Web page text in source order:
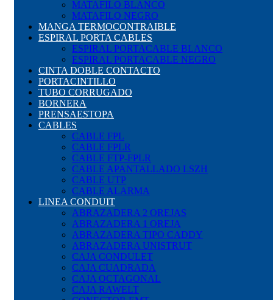
MATAFILO BLANCO
MATAFILO NEGRO
MANGA TERMOCONTRAIBLE
ESPIRAL PORTA CABLES
ESPIRAL PORTACABLE BLANCO
ESPIRAL PORTACABLE NEGRO
CINTA DOBLE CONTACTO
PORTACINTILLO
TUBO CORRUGADO
BORNERA
PRENSAESTOPA
CABLES
CABLE FPL
CABLE FPLR
CABLE FTP-FPLR
CABLE APANTALLADO LSZH
CABLE UTP
CABLE ALARMA
LINEA CONDUIT
ABRAZADERA 2 OREJAS
ABRAZADERA 1 OREJA
ABRAZADERA TIPO CADDY
ABRAZADERA UNISTRUT
CAJA CONDULET
CAJA CUADRADA
CAJA OCTAGONAL
CAJA RAWELT